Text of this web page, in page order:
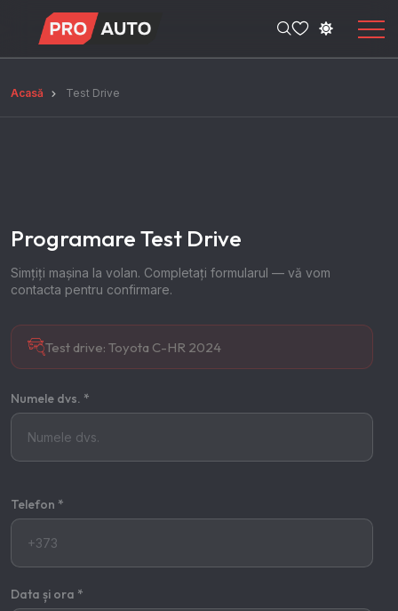
Acasă Test Drive
Programare Test Drive
Simțiți mașina la volan. Completați formularul — vă vom
contacta pentru confirmare.
Test drive: Toyota C-HR 2024
Numele dvs. *
Telefon *
Data și ora *